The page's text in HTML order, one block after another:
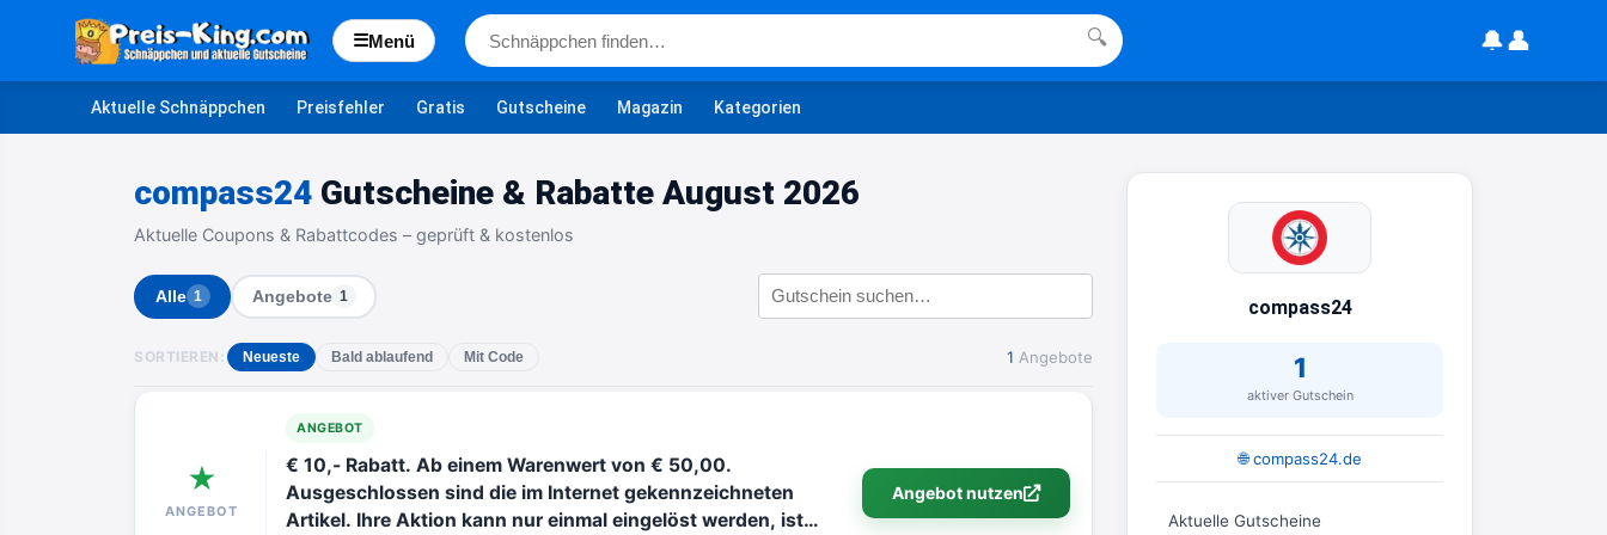
☰Menü 🔍 🔔👤
Aktuelle Schnäppchen Preisfehler Gratis Gutscheine Magazin Kategorien
compass24 Gutscheine & Rabatte August 2026
Aktuelle Coupons & Rabattcodes – geprüft & kostenlos
Alle 1 Angebote 1
SORTIEREN: Neueste Bald ablaufend Mit Code 1 Angebote
★
ANGEBOT
ANGEBOT
€ 10,- Rabatt. Ab einem Warenwert von € 50,00.
Ausgeschlossen sind die im Internet gekennzeichneten
Artikel. Ihre Aktion kann nur einmal eingelöst werden, ist
Angebot nutzen
compass24
1
aktiver Gutschein
🌐 compass24.de
Aktuelle Gutscheine
verfärbt sich ab 28 Grad /siehe
Text weiter unten
shop.bioeg.de/aufkleber-
Joachim
Gratis personalisierte 7-Tage
Ration Micronährstoffe/ Vitamine